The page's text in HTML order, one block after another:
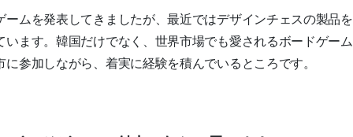
ームを発表してきましたが、最近ではデザインチェスの製品
います。韓国だけでなく、世界市場でも愛されるボードゲー
参加しながら、着実に経験を積んでいるところです。